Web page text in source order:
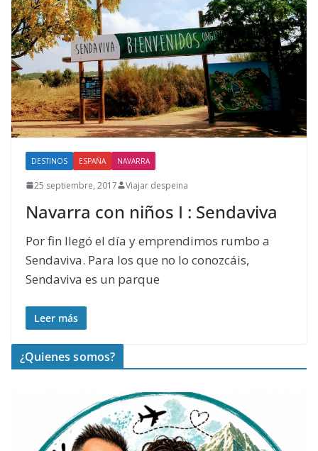
DESTINOS ESPAÑA NAVARRA
25 septiembre, 2017 Viajar despeina
Navarra con niños I : Sendaviva
Por fin llegó el día y emprendimos rumbo a
Sendaviva. Para los que no lo conozcáis,
Sendaviva es un parque
Leer más
¿Quienes somos?